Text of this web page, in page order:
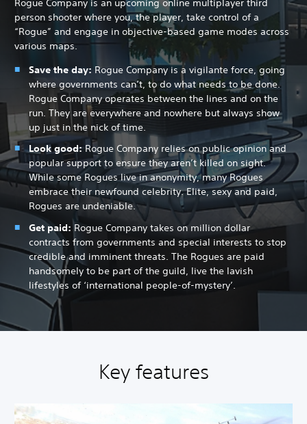
person shooter where you, the player, take control of a
“Rogue” and engage in objective-based game modes across
various maps.
Save the day: Rogue Company is a vigilante force, going
where governments can’t, to do what needs to be done.
Rogue Company operates between the lines and on the
run. They are everywhere and nowhere but always show
up just in the nick of time.
Look good:Rogue Company relies on public opinion and
popular support to ensure they aren’t killed on sight.
While some Rogues live in anonymity, many Rogues
embrace their newfound celebrity. Elite, sexy and paid,
Rogues are undeniable.
Get paid: Rogue Company takes on million dollar
contracts from governments and special interests to stop
credible and imminent threats. The Rogues are paid
handsomely to be part of the guild, live the lavish
lifestyles of ‘international people-of-mystery’.
Key features